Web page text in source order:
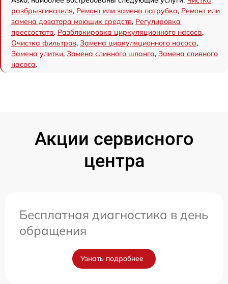
разбрызгивателя, Ремонт или замена патрубка, Ремонт или
замена дозатора моющих средств, Регулировка
прессостата, Разблокировка циркуляционного насоса,
Очистка фильтров, Замена циркуляционного насоса,
Замена улитки, Замена сливного шланга, Замена сливного
насоса.
Акции сервисного
центра
Бесплатная диагностика в день
обращения
Узнать подробнее